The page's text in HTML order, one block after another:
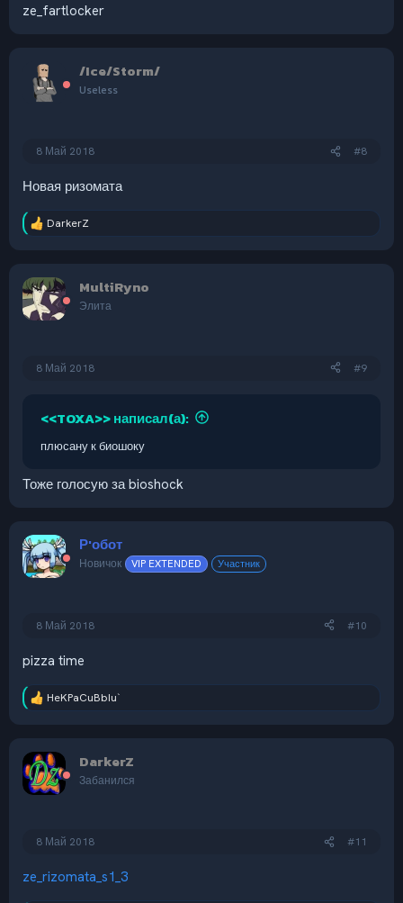
ze_fartlocker
/Ice/Storm/
Useless
8 Май 2018 #8
Новая ризомата
Р
ц
и
и
DarkerZ
MultiRyno
Элита
8 Май 2018 #9
<<TOXA>> написал(а):
плюсану к биошоку
Тоже голосую за bioshock
Р'обот
Новичок VIP EXTENDED Участник
8 Май 2018 #10
pizza time
Р
ц
и
и
HeKPaCuBbIu`
DarkerZ
Забанился
8 Май 2018 #11
ze_rizomata_s1_3